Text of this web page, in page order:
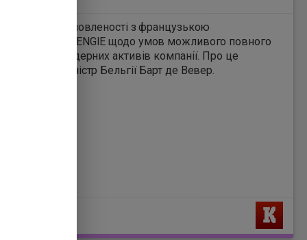
досяг домовленості з французькою
ядерних активів компанії. Про це
повідомив прем’єр-міністр Бельгії Барт де Вевер.